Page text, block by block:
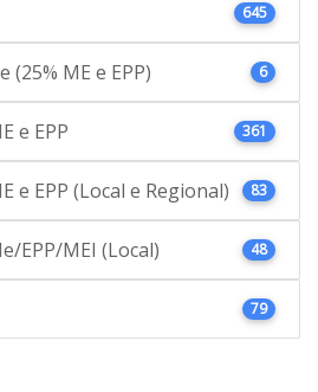
645
(25% ME e EPP) 6
e EPP 361
e EPP (Local e Regional) 83
EPP/MEI (Local) 48
79